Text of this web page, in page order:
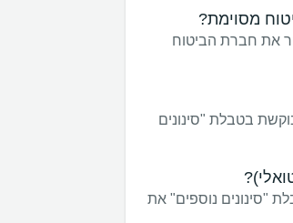
מסוימת?
את חברת הביטוח
בטבלת "סינונים
"סינונים נוספים" את